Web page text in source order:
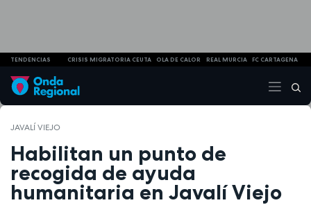
TENDENCIAS CRISIS MIGRATORIA CEUTA OLA DE CALOR REAL MURCIA FC CARTAGENA
JAVALÍ VIEJO
Habilitan un punto de
recogida de ayuda
humanitaria en Javalí Viejo